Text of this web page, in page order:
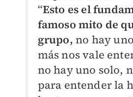
“Esto es el
famoso mito de
grupo, no hay
más nos vale
no hay uno solo,
para entender la